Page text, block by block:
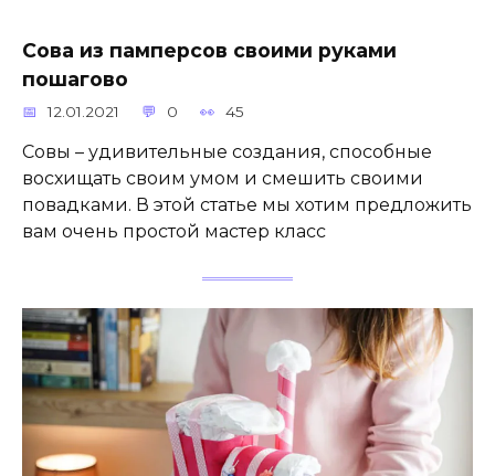
Сова из памперсов своими руками
пошагово
12.01.2021 0 45
Совы – удивительные создания, способные
восхищать своим умом и смешить своими
повадками. В этой статье мы хотим предложить
вам очень простой мастер класс